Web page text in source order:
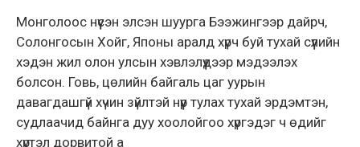
Монголоос нүүсэн элсэн шуурга Бээжингээр дайрч,
Солонгосын Хойг, Японы аралд хүрч буй тухай сүүлийн
хэдэн жил олон улсын хэвлэлүүдээр мэдээлэх
болсон. Говь, цөлийн байгаль цаг уурын
давагдашгүй хүчин зүйлтэй нүүр тулах тухай эрдэмтэн,
судлаачид байнга дуу хоолойгоо хүргэдэг ч өдийг
хүртэл дорвитой а